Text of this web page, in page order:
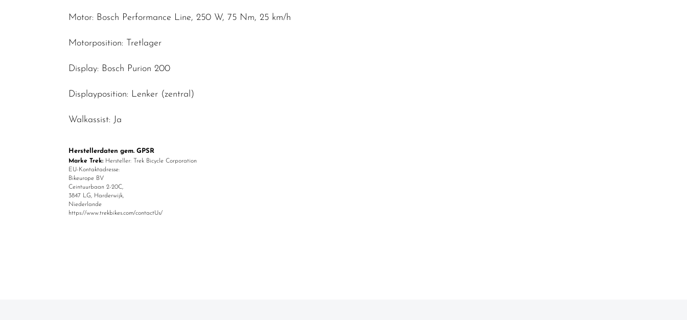
Motor: Bosch Performance Line, 250 W, 75 Nm, 25 km/h
Motorposition: Tretlager
Display: Bosch Purion 200
Displayposition: Lenker (zentral)
Walkassist: Ja
Herstellerdaten gem. GPSR
Marke Trek: Hersteller: Trek Bicycle Corporation
EU-Kontaktadresse:
Bikeurope BV
Ceintuurbaan 2-20C,
3847 LG, Harderwijk,
Niederlande
https://www.trekbikes.com/contactUs/